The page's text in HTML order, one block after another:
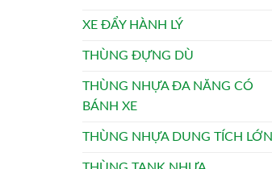
XE ĐẨY HÀNH LÝ
THÙNG ĐỰNG DÙ
THÙNG NHỰA ĐA NĂNG CÓ
BÁNH XE
THÙNG NHỰA DUNG TÍCH LỚN